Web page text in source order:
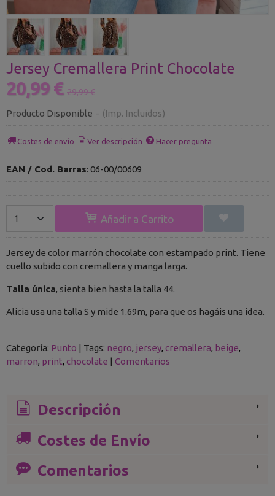
Jersey Cremallera Print Chocolate
20,99 € 29,99 €
Producto Disponible - (Imp. Incluidos)
Costes de envío Ver descripción Hacer pregunta
EAN / Cod. Barras: 06-00/00609
Añadir a Carrito
Jersey de color marrón chocolate con estampado print. Tiene
cuello subido con cremallera y manga larga.
Talla única, sienta bien hasta la talla 44.
Alicia usa una talla S y mide 1.69m, para que os hagáis una idea.
Categoría: Punto | Tags: negro jersey cremallera beige
marron print chocolate | Comentarios
Descripción
Costes de Envío
Comentarios